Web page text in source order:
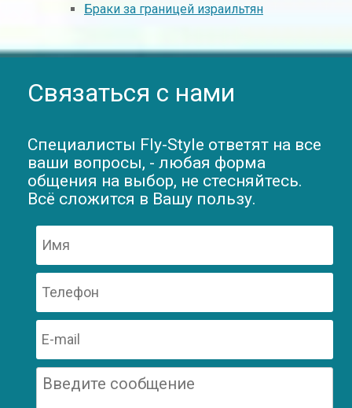
Браки за границей израильтян
Связаться с нами
Специалисты Fly-Style ответят на все
ваши вопросы, - любая форма
общения на выбор, не стесняйтесь.
Всё сложится в Вашу пользу.